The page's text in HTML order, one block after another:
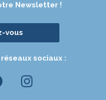
Newsletter !
vous
sociaux :